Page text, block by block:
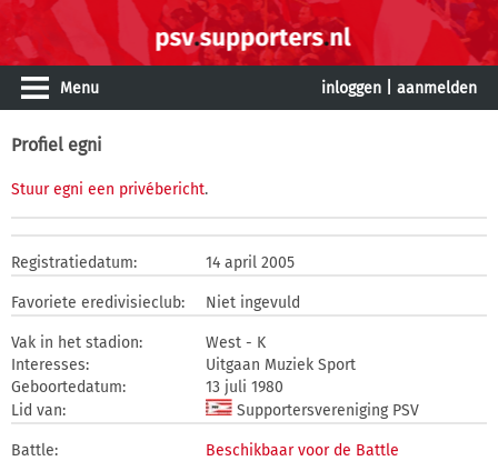
Menu inloggen aanmelden
Profiel egni
Stuur egni een privébericht.
Registratiedatum: 14 april 2005
Favoriete eredivisieclub: Niet ingevuld
Vak in het stadion:
West - K
Interesses:
Uitgaan Muziek Sport
Geboortedatum:
13 juli 1980
Lid van:
Supportersvereniging PSV
Battle: Beschikbaar voor de Battle